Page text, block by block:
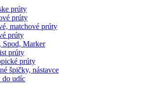
prúty
prúty
matchové prúty
prúty
Spod, Marker
prúty
prúty
špičky, nástavce
do udíc